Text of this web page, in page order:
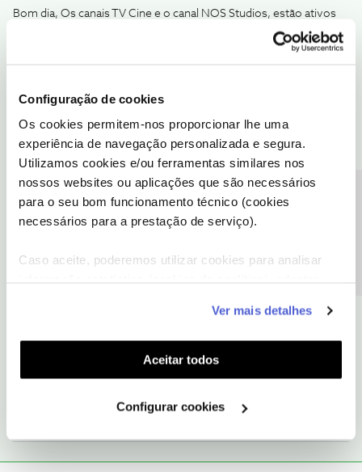
Configuração de cookies
Os cookies permitem-nos proporcionar lhe uma
experiência de navegação personalizada e segura.
Utilizamos cookies e/ou ferramentas similares nos
nossos websites ou aplicações que são necessários
para o seu bom funcionamento técnico (cookies
necessários para a prestação de serviço).
Caso aceite, poderemos utilizar cookies para analisar
funcionalidades (cookies de personalização e
funcionalidade) e adaptar anúncios aos seus interesses
(cookies de publicidade personalizada). Pode gerir a
utilização dos cookies clicando em "Configurar
Ver mais detalhes
Aceitar todos
Configurar cookies
Bom dia, Os canais TV Cine e o canal NOS Studios, estão ativos
na sua box, só não apresentam a opção de voltar ao inicio,
correto ? Desligue a box da corrente, aguarde alguns segundos e
box tal como já foi recomendado do
Para fazer essa reposição de parametros deve seguir os passos
sugeridos abaixo conforme se trate da Box Iris ou UMA.